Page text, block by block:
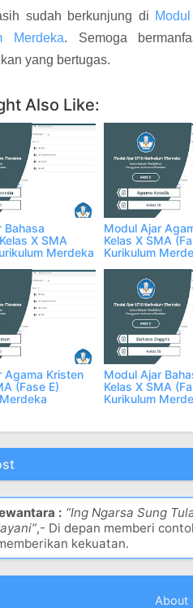
sudah berkunjung di
Merdeka. Semoga
yang bertugas.
Also Like:
Bahasa
X SMA
Merdeka
Modul Ajar
Kelas X SMA
Kurikulum
Agama Kristen
(Fase E)
Modul Ajar
Kelas X SMA
Kurikulum
: “Ing Ngarsa Sung
,- Di depan memberi
kekuatan.
About